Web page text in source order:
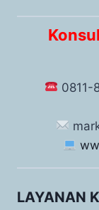
0811-
LAYANAN